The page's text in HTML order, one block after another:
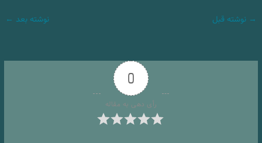
→ نوشته قبل نوشته بعد ←
0
رأی دهی به مقاله